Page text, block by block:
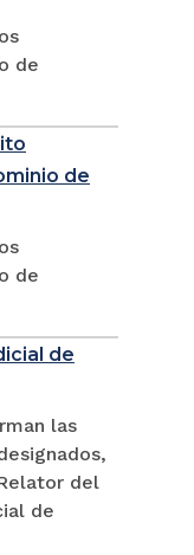
de
de
de
de
las
del
de